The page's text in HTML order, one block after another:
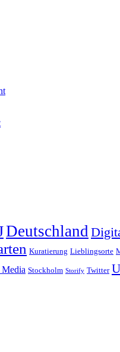
Deutschland
Kuratierung Lieblingsorte
Media Stockholm Storify Twitter